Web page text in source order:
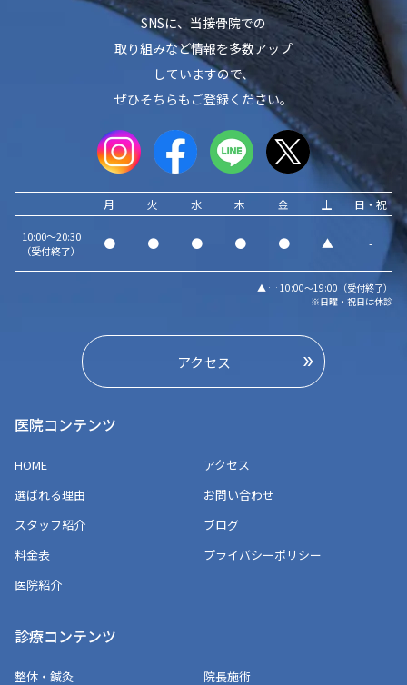
SNSに、当接骨院での
取り組みなど情報を多数アップ
していますので、
ぜひそちらもご登録ください。
月 火 水 木 金 土 日・祝
10:00～20:30
（受付終了）
● ● ● ● ● ▲ -
▲ … 10:00～19:00（受付終了）
※日曜・祝日は休診
アクセス
医院コンテンツ
HOME
選ばれる理由
スタッフ紹介
料金表
医院紹介
アクセス
お問い合わせ
ブログ
プライバシーポリシー
診療コンテンツ
整体・鍼灸 院長施術